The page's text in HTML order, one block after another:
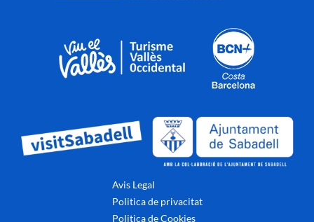
Avis Legal
Politica de privacitat
Politica de Cookies